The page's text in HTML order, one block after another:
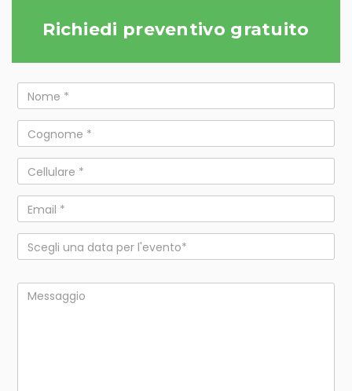
Richiedi preventivo gratuito